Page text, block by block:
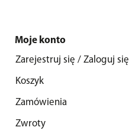
Moje konto
Zarejestruj się / Zaloguj się
Koszyk
Zamówienia
Zwroty